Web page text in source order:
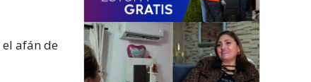
afán de